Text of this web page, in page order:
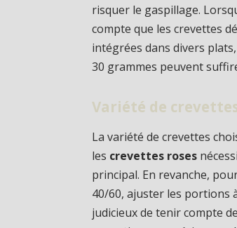
risquer le gaspillage.
compte que les crevettes
intégrées dans divers
30 grammes peuvent
Variété de
La variété de crevettes
les crevettes roses
principal. En revanche,
40/60, ajuster les portions
judicieux de tenir compte